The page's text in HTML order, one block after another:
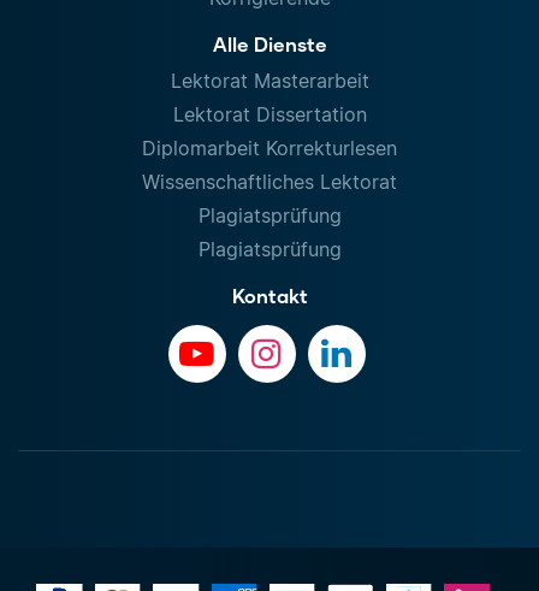
Alle Dienste
Lektorat Masterarbeit
Lektorat Dissertation
Diplomarbeit Korrekturlesen
Wissenschaftliches Lektorat
Plagiatsprüfung
Plagiatsprüfung
Kontakt